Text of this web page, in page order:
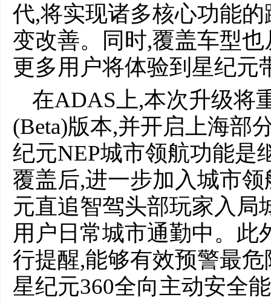
代,将实现诸多核心功能
变改善。同时,覆盖车型
更多用户将体验到星纪元
在ADAS上,本次升级将
(Beta)版本,并开启上海部
纪元NEP城市领航功能是
覆盖后,进一步加入城市
元直追智驾头部玩家入局
用户日常城市通勤中。此
行提醒,能够有效预警最
星纪元360全向主动安全